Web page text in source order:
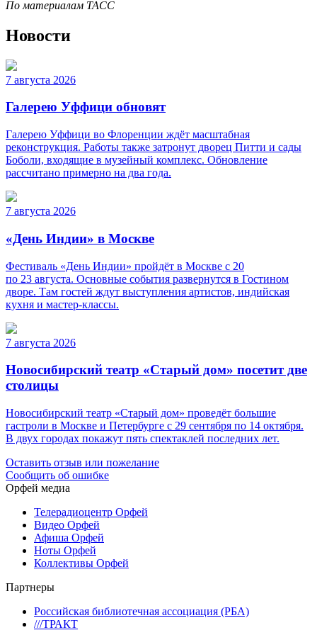
По материалам ТАСС
Новости
7 августа 2026
Галерею Уффици обновят
Галерею Уффици во Флоренции ждёт масштабная
реконструкция. Работы также затронут дворец Питти и сады
Боболи, входящие в музейный комплекс. Обновление
рассчитано примерно на два года.
7 августа 2026
«День Индии» в Москве
Фестиваль «День Индии» пройдёт в Москве с 20
по 23 августа. Основные события развернутся в Гостином
дворе. Там гостей ждут выступления артистов, индийская
кухня и мастер-классы.
7 августа 2026
Новосибирский театр «Старый дом» посетит две
столицы
Новосибирский театр «Старый дом» проведёт большие
гастроли в Москве и Петербурге с 29 сентября по 14 октября.
В двух городах покажут пять спектаклей последних лет.
Оставить отзыв или пожелание
Сообщить об ошибке
Орфей медиа
Телерадиоцентр Орфей
Видео Орфей
Афиша Орфей
Ноты Орфей
Коллективы Орфей
Партнеры
Российская библиотечная ассоциация (РБА)
///ТРАКТ